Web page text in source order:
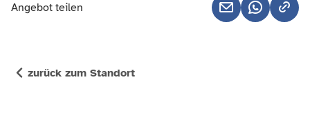
Angebot teilen
zurück zum Standort